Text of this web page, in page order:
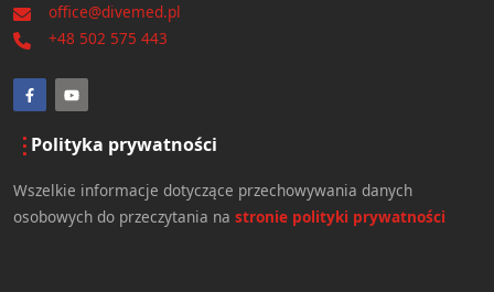
office@divemed.pl
+48 502 575 443
Polityka prywatności
Wszelkie informacje dotyczące przechowywania danych
osobowych do przeczytania na stronie polityki prywatności